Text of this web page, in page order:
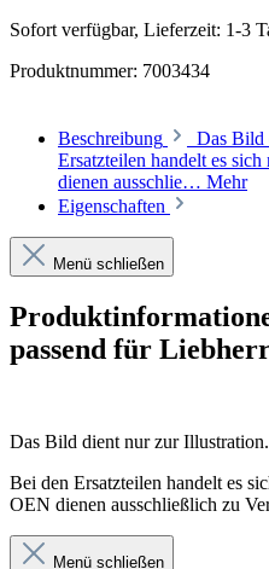
Sofort verfügbar, Lieferzeit: 1-3
Produktnummer: 7003434
Beschreibung
Das Bild
Ersatzteilen handelt es
dienen ausschlie… Mehr
Eigenschaften
Menü schließen
passend für
Das Bild dient nur zur Illustration.
Bei den Ersatzteilen handelt es
OEN dienen ausschließlich zu
Menü schließen